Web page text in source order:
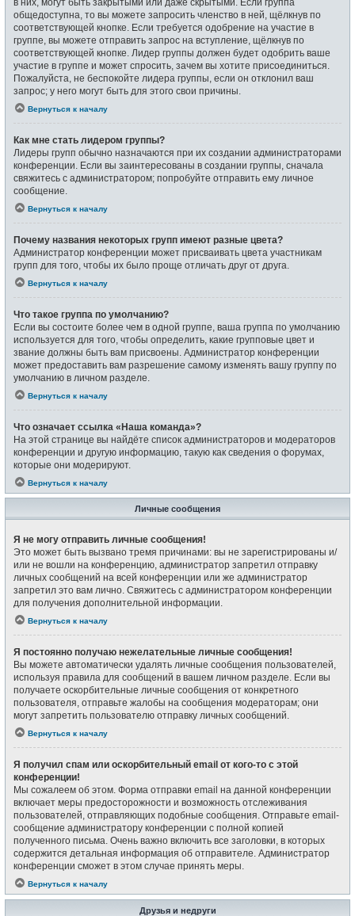
общедоступна, то вы можете запросить членство в ней, щёлкнув по
соответствующей кнопке. Если требуется одобрение на участие в
группе, вы можете отправить запрос на вступление, щёлкнув по
соответствующей кнопке. Лидер группы должен будет одобрить ваше
участие в группе и может спросить, зачем вы хотите присоединиться.
Пожалуйста, не беспокойте лидера группы, если он отклонил ваш
запрос; у него могут быть для этого свои причины.
Вернуться к началу
Как мне стать лидером группы?
Лидеры групп обычно назначаются при их создании администраторами
конференции. Если вы заинтересованы в создании группы, сначала
свяжитесь с администратором; попробуйте отправить ему личное
сообщение.
Вернуться к началу
Почему названия некоторых групп имеют разные цвета?
Администратор конференции может присваивать цвета участникам
групп для того, чтобы их было проще отличать друг от друга.
Вернуться к началу
Что такое группа по умолчанию?
Если вы состоите более чем в одной группе, ваша группа по умолчанию
используется для того, чтобы определить, какие групповые цвет и
звание должны быть вам присвоены. Администратор конференции
может предоставить вам разрешение самому изменять вашу группу по
умолчанию в личном разделе.
Вернуться к началу
Что означает ссылка «Наша команда»?
На этой странице вы найдёте список администраторов и модераторов
конференции и другую информацию, такую как сведения о форумах,
которые они модерируют.
Вернуться к началу
Личные сообщения
Я не могу отправить личные сообщения!
Это может быть вызвано тремя причинами: вы не зарегистрированы и/
или не вошли на конференцию, администратор запретил отправку
личных сообщений на всей конференции или же администратор
запретил это вам лично. Свяжитесь с администратором конференции
для получения дополнительной информации.
Вернуться к началу
Я постоянно получаю нежелательные личные сообщения!
Вы можете автоматически удалять личные сообщения пользователей,
используя правила для сообщений в вашем личном разделе. Если вы
получаете оскорбительные личные сообщения от конкретного
пользователя, отправьте жалобы на сообщения модераторам; они
могут запретить пользователю отправку личных сообщений.
Вернуться к началу
Я получил спам или оскорбительный email от кого-то с этой
конференции!
Мы сожалеем об этом. Форма отправки email на данной конференции
включает меры предосторожности и возможность отслеживания
пользователей, отправляющих подобные сообщения. Отправьте email-
сообщение администратору конференции с полной копией
полученного письма. Очень важно включить все заголовки, в которых
содержится детальная информация об отправителе. Администратор
конференции сможет в этом случае принять меры.
Вернуться к началу
Друзья и недруги